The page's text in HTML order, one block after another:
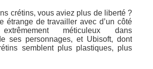
crétins, vous aviez plus de liberté ?
étrange de travailler avec d’un côté
méticuleux dans
ses personnages, et Ubisoft, dont
semblent plus plastiques, plus